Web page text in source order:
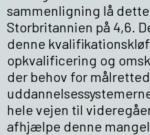
sammenligning lå dette
Storbritannien på 4,6.
denne
opkvalificering og
der behov for
hele vejen til
afhjælpe denne